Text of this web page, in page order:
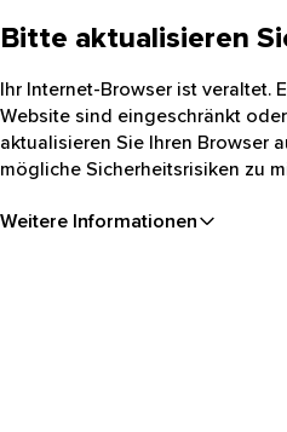
Bitte aktualisieren
Ihr Internet-Browser ist veraltet.
Website sind eingeschränkt
aktualisieren Sie Ihren Browser
mögliche Sicherheitsrisiken zu
Weitere Informationen